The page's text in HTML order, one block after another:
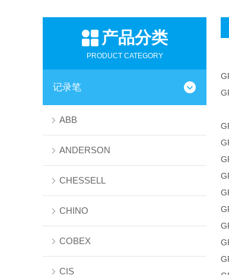
产品分类
PRODUCT CATEGORY
记录笔
ABB
ANDERSON
CHESSELL
CHINO
COBEX
CIS